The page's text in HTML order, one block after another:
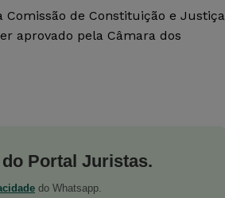
de Constituição e Justiça
aprovado pela Câmara dos
Portal Juristas.
do Whatsapp.